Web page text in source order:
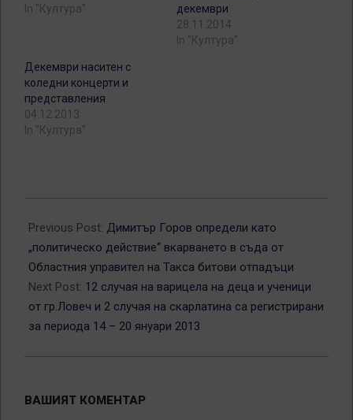
In "Култура"
декември
28.11.2014
In "Култура"
Декември наситен с
коледни концерти и
представления
04.12.2013
In "Култура"
01-
22
Previous Post: Димитър Горов определи като
„политическо действие“ вкарването в съда от
Областния управител на Такса битови отпадъци
Next Post: 12 случая на варицела на деца и ученици
от гр.Ловеч и 2 случая на скарлатина са регистрирани
за периода 14 – 20 януари 2013
ВАШИЯТ КОМЕНТАР